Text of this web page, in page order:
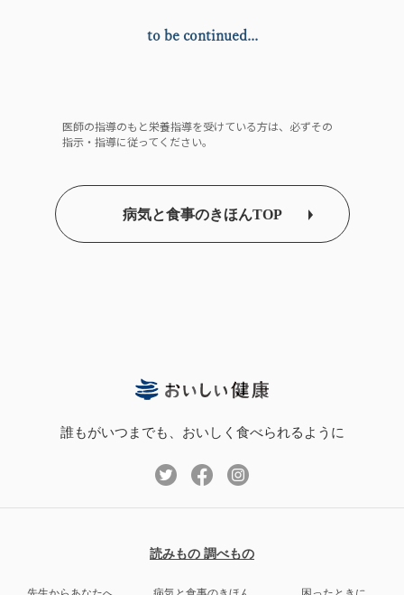
to be continued...
医師の指導のもと栄養指導を受けている方は、必ずその
指示・指導に従ってください。
病気と食事のきほんTOP
誰もがいつまでも、おいしく食べられるように
読みもの 調べもの